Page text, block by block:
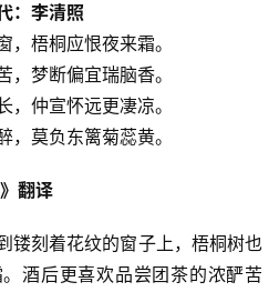
：李清照
，梧桐应恨夜来霜。
，梦断偏宜瑞脑香。
，仲宣怀远更凄凉。
，莫负东篱菊蕊黄。
翻译
镂刻着花纹的窗子上，梧桐树也
酒后更喜欢品尝团茶的浓酽苦